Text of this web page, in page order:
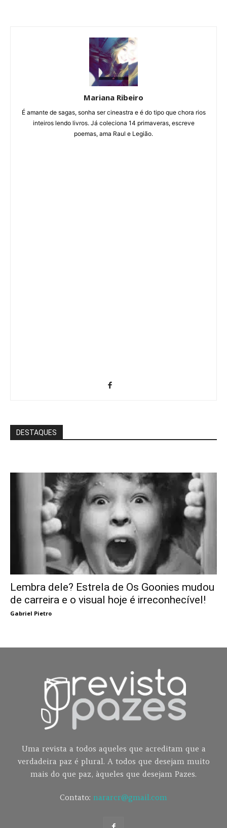
Mariana Ribeiro
É amante de sagas, sonha ser cineastra e é do tipo que chora rios
inteiros lendo livros. Já coleciona 14 primaveras, escreve
poemas, ama Raul e Legião.
DESTAQUES
Lembra dele? Estrela de Os Goonies mudou
de carreira e o visual hoje é irreconhecível!
Gabriel Pietro
Uma revista a todos aqueles que acreditam que a
verdadeira paz é plural. A todos que desejam muito
mais do que paz, àqueles que desejam Pazes.
Contato: nararcr@gmail.com